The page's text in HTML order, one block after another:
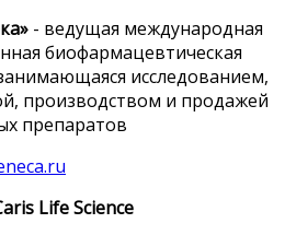
- ведущая международная
биофармацевтическая
исследованием,
производством и продажей
препаратов
Life Science